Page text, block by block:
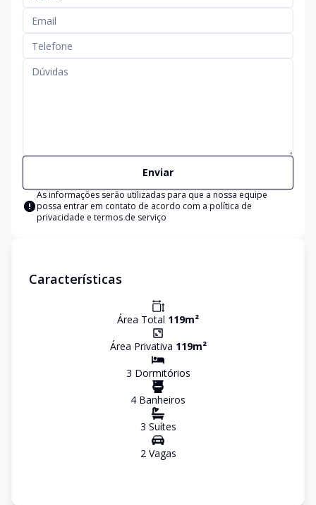
Enviar
As informações serão utilizadas para que a nossa equipe
possa entrar em contato de acordo com a política de
privacidade e termos de serviço
Características
Área Total 119m²
Área Privativa 119m²
3 Dormitórios
4 Banheiros
3 Suítes
2Vagas